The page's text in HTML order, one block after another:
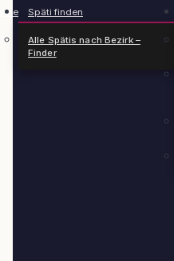
Späti finden
Alle Spätis nach Bezirk –
Finder